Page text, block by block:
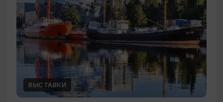
ВЫСТАВКИ